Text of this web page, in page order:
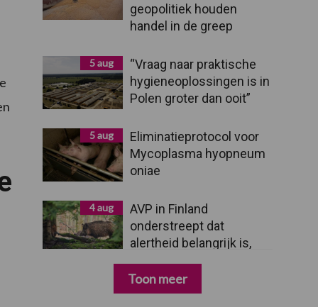
geopolitiek houden
handel in de greep
5 aug
“Vraag naar praktische
hygieneoplossingen is in
Polen groter dan ooit”
5 aug
Eliminatieprotocol voor
Mycoplasma hyopneum
oniae
4 aug
AVP in Finland
onderstreept dat
alertheid belangrijk is,
Toon meer